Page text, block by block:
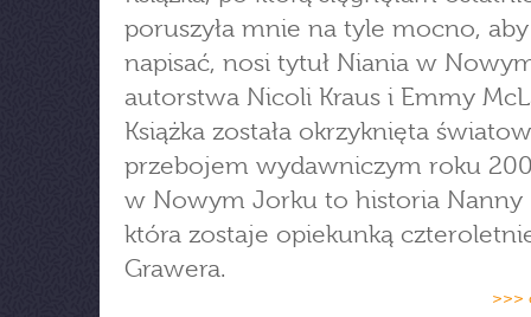
poruszyła mnie na tyle mocno,
napisać, nosi tytuł Niania w
autorstwa Nicoli Kraus i Emmy
Książka została okrzyknięta
przebojem wydawniczym roku
w Nowym Jorku to historia Nanny
która zostaje opiekunką
Grawera.
>>>